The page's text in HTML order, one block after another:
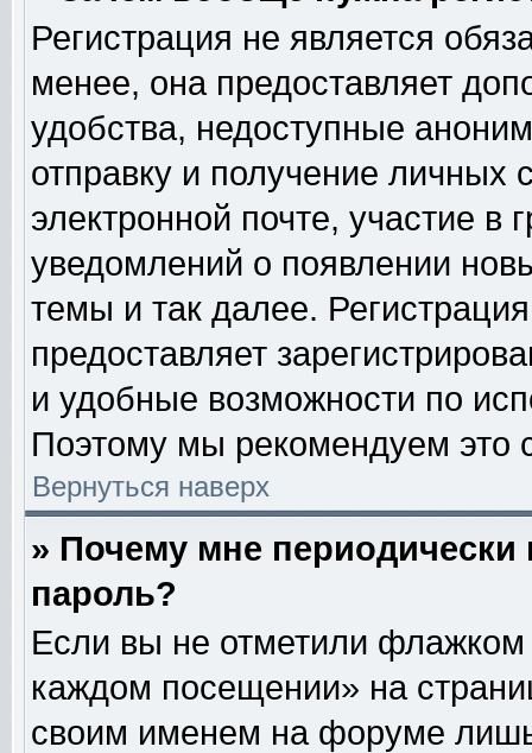
Регистрация не является
менее, она предоставляет
удобства, недоступные
отправку и получение личных
электронной почте, участие в
уведомлений о появлении
темы и так далее.
предоставляет
и удобные возможности по
Поэтому мы рекомендуем это
Вернуться наверх
» Почему мне
пароль?
Если вы не отметили флажком
каждом посещении» на
своим именем на форуме